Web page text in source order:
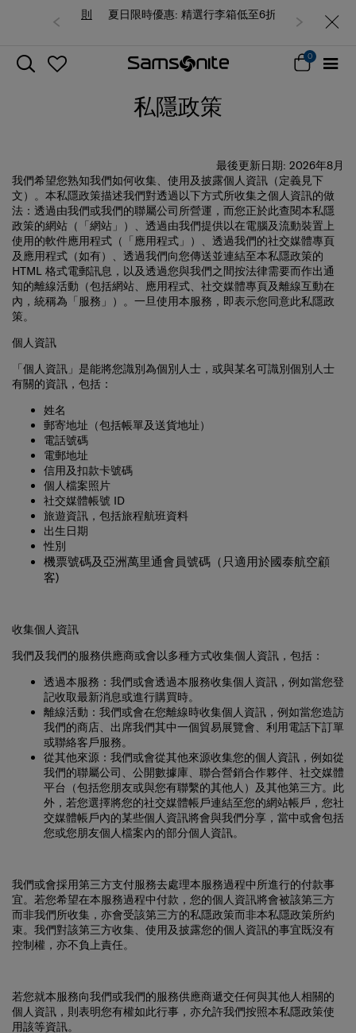
夏日限時優惠: 精選行李箱低至6折
私隱政策
我們希望您熟知我們如何收集、使用及披露個人資訊（定義見下
文）。本私隱政策描述我們對透過以下方式所收集之個人資訊的做
法：透過由我們或我們的聯屬公司所營運，而您正於此查閱本私隱
政策的網站（「網站」）、透過由我們提供以在電腦及流動裝置上
使用的軟件應用程式（「
應用程式」）、透過我們的社交媒體專頁
及應用程式（如有）、透過我們向您傳送並連結至本私隱政策的
HTML 格式電郵訊息，以及透過您與我們之間按法律需要而作出通
知的離線活動（包括網站、應用程式、社交媒體專頁及離線互動在
內，統稱為「 服務」）。一旦使用本服務，即表示您同意此私隱政
策。
個人資訊
有關的資訊，包括：
姓名
郵寄地址（包括帳單及送貨地址）
電話號碼
電郵地址
信用及扣款卡號碼
個人檔案照片
社交媒體帳號 ID
旅遊資訊，包括旅程航班資料
出生日期
性別
機票號碼及亞洲萬里通會員號碼（只適用於國泰航空顧
客)
我們及我們的服務供應商或會以多種方式收集個人資訊，包括：
：我們或會透過本服務收集個人資訊，例如當您登
記收取最新消息或進行購買時。
離線活動：我們或會在您離線時收集個人資訊，例如當您造訪
我們的商店、出席我們其中一個貿易展覽會、利用電話下訂單
或聯絡客戶服務。
從其他來源：我們或會從其他來源收集您的個人資訊，例如從
我們的聯屬公司、公開數據庫、聯合營銷合作夥伴、社交媒體
平台（包括您朋友或與您有聯繫的其他人）及其他第三方。此
外，若您選擇將您的社交媒體帳戶連結至您的網站帳戶，您社
交媒體帳戶內的某些個人資訊將會與我們分享，當中或會包括
您或您朋友個人檔案內的部分個人資訊。
宜。若您希望在本服務過程中付款，您的個人資訊將會被該第三方
而非我們所收集，亦會受該第三方的私隱政策而非本私隱政策所約
束。我們對該第三方收集、使用及披露您的個人資訊的事宜既沒有
控制權，亦不負上責任。
個人資訊，則表明您有權如此行事，亦允許我們按照本私隱政策使
用該等資訊。